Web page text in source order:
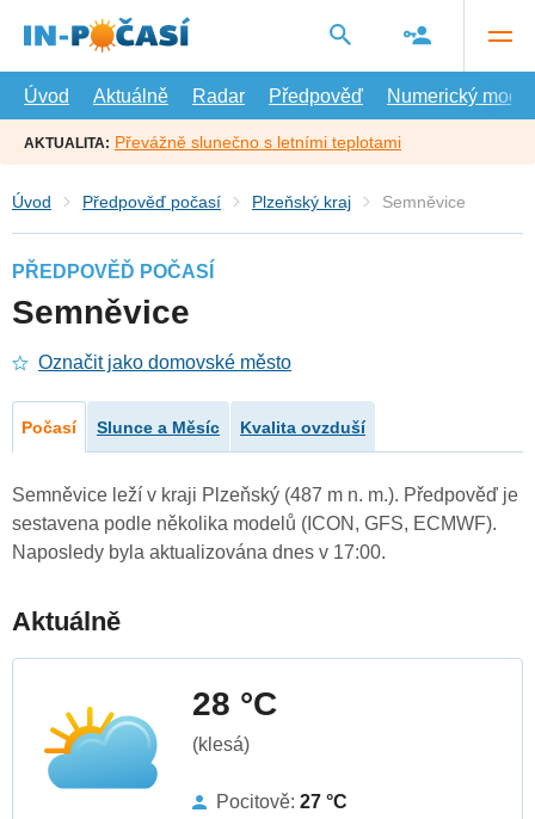
hlavní
Úvod
Aktuálně Radar Předpověď Numerický model
AKTUALITA: Převážně slunečno s letními teplotami
Úvod Předpověď počasí Plzeňský kraj Semněvice
PŘEDPOVĚĎ POČASÍ
Semněvice
Označit jako domovské město
Počasí Slunce a Měsíc Kvalita ovzduší
Semněvice leží v kraji Plzeňský (487 m n. m.). Předpověď je
sestavena podle několika modelů (ICON, GFS, ECMWF).
Naposledy byla aktualizována dnes v 17:00.
Aktuálně
28 °C
(klesá)
Pocitově: 27 °C